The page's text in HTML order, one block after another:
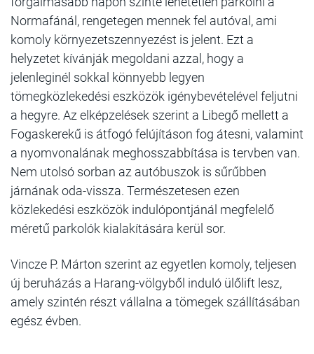
Normafánál, rengetegen mennek fel autóval, ami
komoly környezetszennyezést is jelent. Ezt a
helyzetet kívánják megoldani azzal, hogy a
jelenleginél sokkal könnyebb legyen
tömegközlekedési eszközök igénybevételével feljutni
a hegyre. Az elképzelések szerint a Libegő mellett a
Fogaskerekű is átfogó felújításon fog átesni, valamint
a nyomvonalának meghosszabbítása is tervben van.
Nem utolsó sorban az autóbuszok is sűrűbben
járnának oda-vissza. Természetesen ezen
közlekedési eszközök indulópontjánál megfelelő
méretű parkolók kialakítására kerül sor.
Vincze P. Márton szerint az egyetlen komoly, teljesen
új beruházás a Harang-völgyből induló ülőlift lesz,
amely szintén részt vállalna a tömegek szállításában
egész évben.